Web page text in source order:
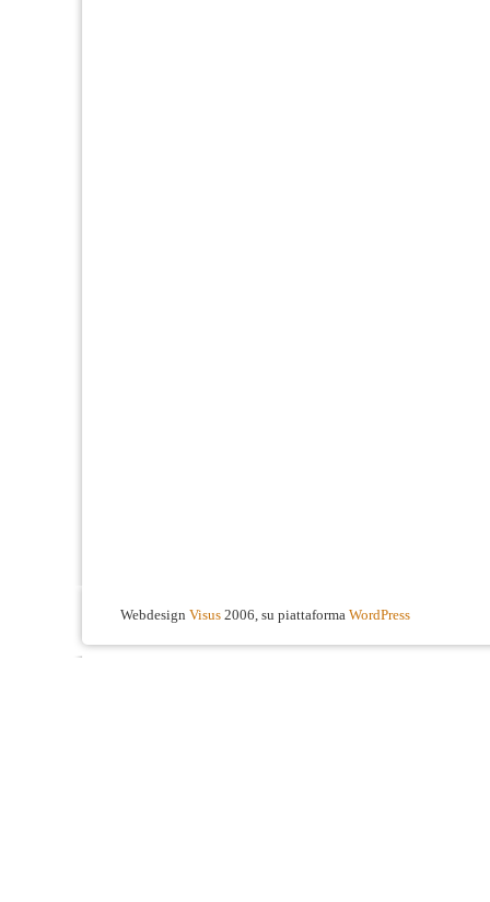
Webdesign Visus 2006, su piattaforma WordPress